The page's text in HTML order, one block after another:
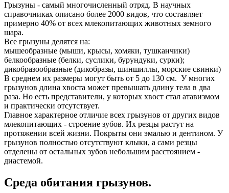
Грызуны - самый многочисленный отряд. В научных
справочниках описано более 2000 видов, что составляет
примерно 40% от всех млекопитающих животных земного
шара.
Все грызуны делятся на:
мышеобразные (мыши, крысы, хомяки, тушканчики)
белкообразные (белки, суслики, бурундуки, сурки);
дикобразообразные (дикобразы, шиншиллы, морские свинки)
В среднем их размеры могут быть от 5 до 130 см. У многих
грызунов длина хвоста может превышать длину тела в два
раза. Но есть представители, у которых хвост стал атавизмом
и практически отсутствует.
Главное характерное отличие всех грызунов от других видов
млекопитающих - строение зубов. Их резцы растут на
протяжении всей жизни. Покрыты они эмалью и дентином. У
грызунов полностью отсутствуют клыки, а сами резцы
отделены от остальных зубов небольшим расстоянием -
диастемой.
Среда обитания грызунов.